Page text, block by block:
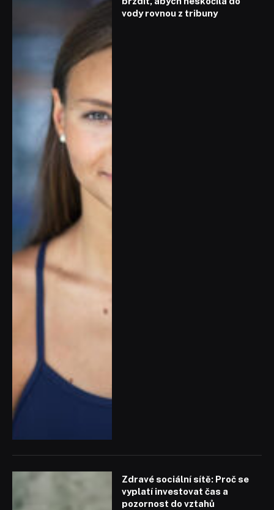
vody rovnou z tribuny
Zdravé sociální sítě: Proč se
vyplatí investovat čas a
pozornost do vztahů